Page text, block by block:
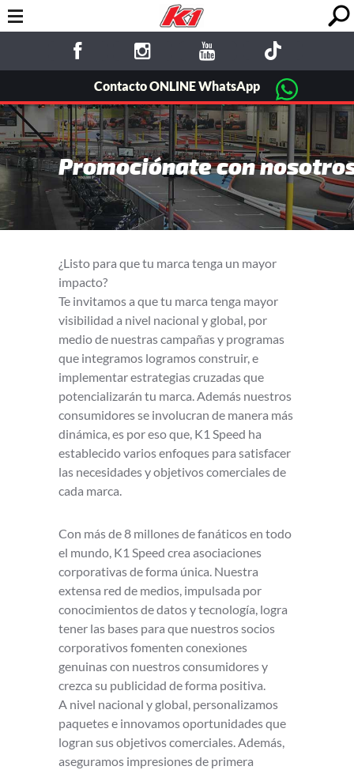
Contacto ONLINE WhatsApp
Promociónate con
¿Listo para que tu marca tenga un mayor
impacto?
Te invitamos a que tu marca tenga mayor
visibilidad a nivel nacional y global, por
medio de nuestras campañas y programas
que integramos logramos construir, e
implementar estrategias cruzadas que
potencializarán tu marca. Además nuestros
consumidores se involucran de manera más
dinámica, es por eso que, K1 Speed ha
establecido varios enfoques para satisfacer
las necesidades y objetivos comerciales de
cada marca.
Con más de 8 millones de fanáticos en todo
el mundo, K1 Speed crea asociaciones
corporativas de forma única. Nuestra
extensa red de medios, impulsada por
conocimientos de datos y tecnología, logra
tener las bases para que nuestros socios
corporativos fomenten conexiones
genuinas con nuestros consumidores y
crezca su publicidad de forma positiva.
A nivel nacional y global, personalizamos
paquetes e innovamos oportunidades que
logran sus objetivos comerciales. Además,
aseguramos impresiones de primera